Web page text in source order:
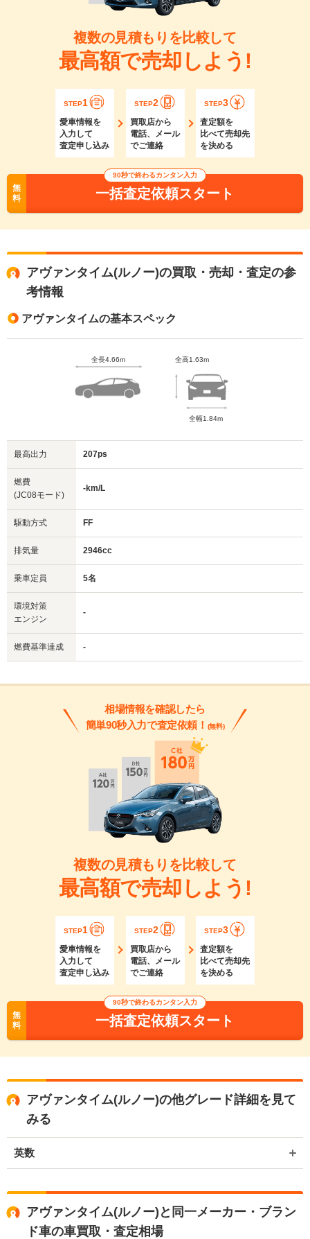
複数の見積もりを比較して
最高額で売却しよう!
STEP1
愛車情報を
入力して
査定申し込み
STEP2
買取店から
電話、メール
でご連絡
STEP3
査定額を
比べて売却先
を決める
無
料
90秒で終わるカンタン入力
一括査定依頼スタート
アヴァンタイム(ルノー)の買取・売却・査定の参
考情報
アヴァンタイムの基本スペック
全長4.66m 全高1.63m
全幅1.84m
最高出力 207ps
燃費
(JC08モード)
-km/L
駆動方式 FF
排気量 2946cc
乗車定員 5名
環境対策
エンジン
-
燃費基準達成 -
相場情報を確認したら
簡単90秒入力で査定依頼！ (無料)
複数の見積もりを比較して
最高額で売却しよう!
STEP1
愛車情報を
入力して
査定申し込み
STEP2
買取店から
電話、メール
でご連絡
STEP3
査定額を
比べて売却先
を決める
無
料
90秒で終わるカンタン入力
一括査定依頼スタート
アヴァンタイム(ルノー)の他グレード詳細を見て
みる
英数
アヴァンタイム(ルノー)と同一メーカー・ブラン
ド車の車買取・査定相場